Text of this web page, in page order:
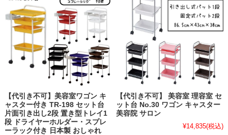
【代引き不可】美容室ワゴン キ
ャスター付き TR-198 セット台
片面引き出し2段 置き型トレイ1
段 ドライヤーホルダー・スプレ
ーラック付き 日本製 おしゃれ
【代引き不可】 美容室 理容室 セ
ット台 No.30 ワゴン キャスター
美容院 サロン
¥14,835(税込)